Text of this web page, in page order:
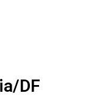
DF